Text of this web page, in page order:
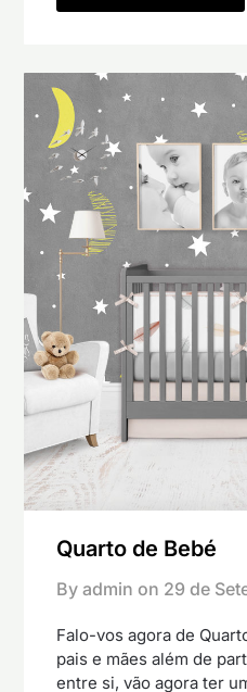
Quarto de Bebé
By admin on 29 de
Falo-vos agora de
pais e mães além de
entre si, vão agora ter